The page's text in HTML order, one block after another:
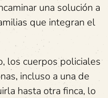
una solución a
que integran el
los cuerpos policiales
incluso a una de
hasta otra finca, lo